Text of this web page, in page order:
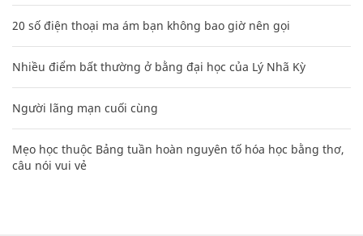
20 số điện thoại ma ám bạn không bao giờ nên gọi
Nhiều điểm bất thường ở bằng đại học của Lý Nhã Kỳ
Người lãng mạn cuối cùng
Mẹo học thuộc Bảng tuần hoàn nguyên tố hóa học bằng thơ,
câu nói vui vẻ